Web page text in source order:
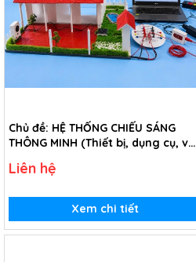
Chủ đề: HỆ THỐNG CHIẾU SÁNG
THÔNG MINH (Thiết bị, dụng cụ, vật
sáng thông minh - lớp 8)
Liên hệ
Xem chi tiết